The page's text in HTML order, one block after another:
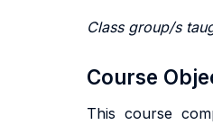
Class group/s
Course
This course